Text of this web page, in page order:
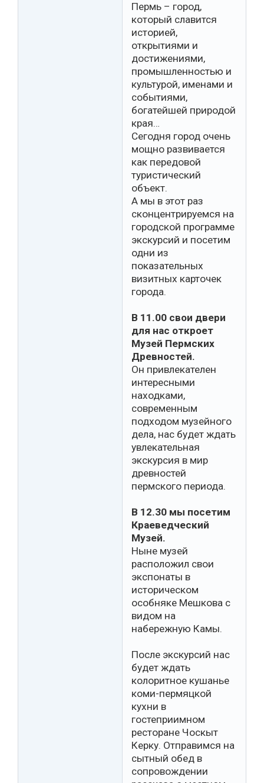
Пермь – город,
который славится
историей,
открытиями и
достижениями,
промышленностью и
культурой, именами и
событиями,
богатейшей природой
края…
Сегодня город очень
мощно развивается
как передовой
туристический
объект.
А мы в этот раз
сконцентрируемся на
городской программе
экскурсий и посетим
одни из
показательных
визитных карточек
города.
В 11.00 свои двери
для нас откроет
Музей Пермских
Древностей.
Он привлекателен
интересными
находками,
современным
подходом музейного
дела, нас будет ждать
увлекательная
экскурсия в мир
древностей
пермского периода.
В 12.30 мы посетим
Краеведческий
Музей.
Ныне музей
расположил свои
экспонаты в
историческом
особняке Мешкова с
видом на
набережную Камы.
После экскурсий нас
будет ждать
колоритное кушанье
коми-пермяцкой
кухни в
гостеприимном
ресторане Чоскыт
Керку. Отправимся на
сытный обед в
сопровождении